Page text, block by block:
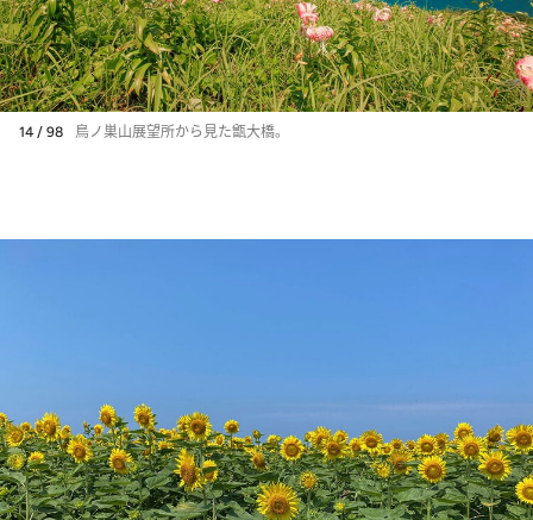
14 / 98 鳥ノ巣山展望所から見た甑大橋。